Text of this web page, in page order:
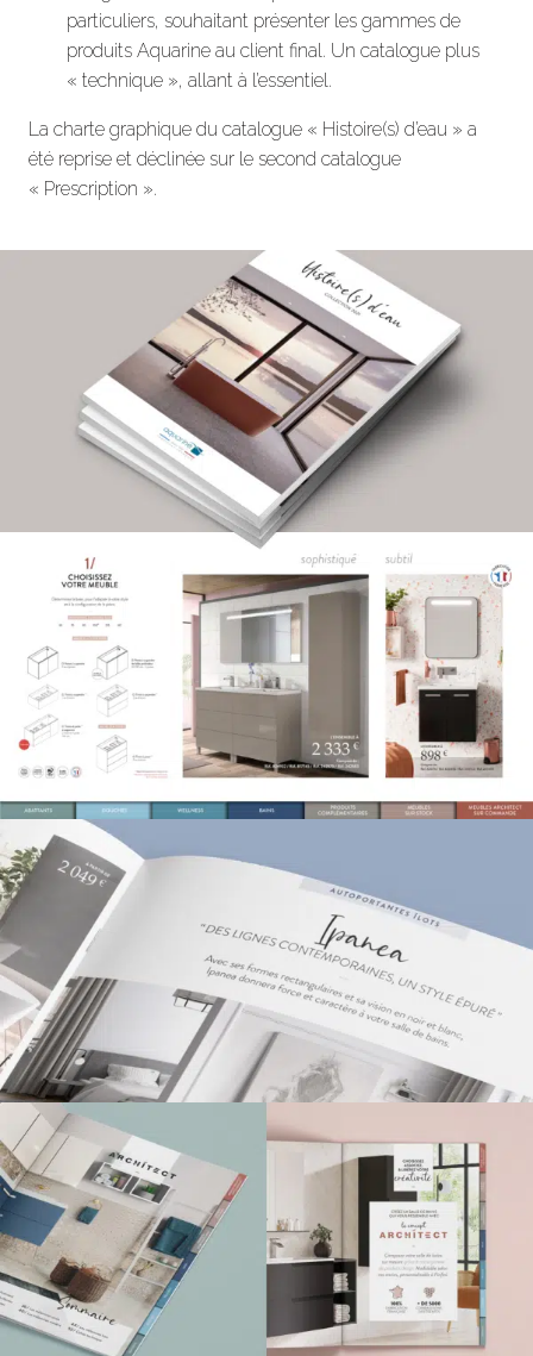
particuliers, souhaitant présenter les gammes de
produits Aquarine au client final. Un catalogue plus
« technique », allant à l’essentiel.
La charte graphique du catalogue « Histoire(s) d’eau » a
été reprise et déclinée sur le second catalogue
« Prescription ».